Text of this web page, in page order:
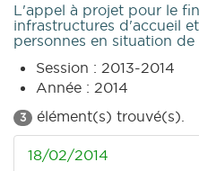
L'appel à projet pour le
infrastructures d'accueil
personnes en situation
Session : 2013-2014
Année : 2014
3 élément(s) trouvé(s).
18/02/2014